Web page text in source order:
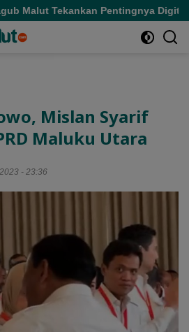
Tekankan Pentingnya Digitalisasi
Mislan Syarif
Maluku Utara
- 23:36